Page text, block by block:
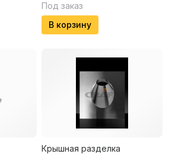
Под заказ
В корзину
Крышная разделка